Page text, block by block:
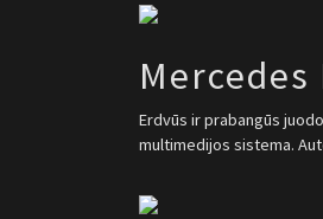
Mercedes
Erdvūs ir prabangūs
multimedijos sistema.